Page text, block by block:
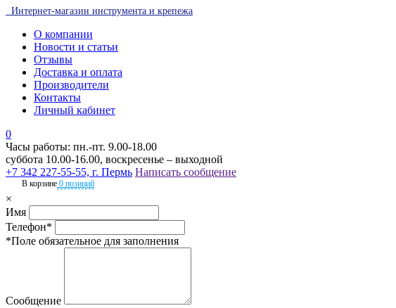
Интернет-магазин инструмента и крепежа
О компании
Новости и статьи
Отзывы
Доставка и оплата
Производители
Контакты
Личный кабинет
0
Часы работы: пн.-пт. 9.00-18.00
суббота 10.00-16.00, воскресенье – выходной
+7 342 227-55-55, г. Пермь Написать сообщение
В корзине 0 позиций
×
Имя
Телефон*
*Поле обязательное для заполнения
Сообщение